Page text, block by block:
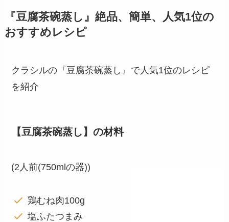
『豆腐茶碗蒸し』絶品、簡単、人気1位の
おすすめレシピ
クラシルの『豆腐茶碗蒸し』で人気1位のレシピ
を紹介
【豆腐茶碗蒸し】の材料
(2人前(750mlの器))
鶏むね肉100g
塩ふたつまみ